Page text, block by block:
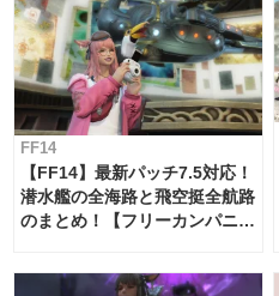
FF14
【FF14】最新パッチ7.5対応！
潜水艦の全海路と飛空挺全航路
のまとめ！【フリーカンパニ